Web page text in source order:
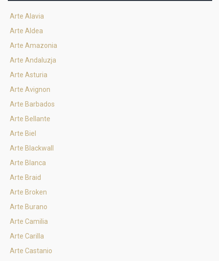
Arte Alavia
Arte Aldea
Arte Amazonia
Arte Andaluzja
Arte Asturia
Arte Avignon
Arte Barbados
Arte Bellante
Arte Biel
Arte Blackwall
Arte Blanca
Arte Braid
Arte Broken
Arte Burano
Arte Camilia
Arte Carilla
Arte Castanio